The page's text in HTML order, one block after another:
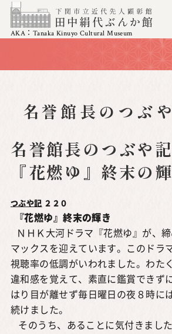
AKA：Tanaka Kinuyo Cultural Museum
名誉館長のつぶ
名誉館長のつぶや
『花燃ゆ』終末の
つぶや記 ２２０
『花燃ゆ』終末の輝き
ＮＨＫ大河ドラマ『花燃ゆ』が、
マックスを迎えています。このドラ
視聴率の低調がいわれました。わた
違和感を覚えて、素直に鑑賞できず
はり目が離せず毎日曜日の夜８時に
続けました。
そのうち、あることに気付きまし